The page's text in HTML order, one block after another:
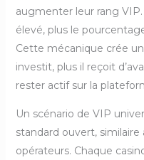
augmenter leur rang
élevé, plus le
Cette mécanique crée
investit, plus il reçoit
rester actif sur la
Un scénario de VIP
standard ouvert, similaire
opérateurs. Chaque